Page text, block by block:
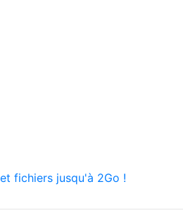
fichiers jusqu'à 2Go !